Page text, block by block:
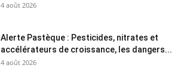
4 août 2026
Alerte Pastèque : Pesticides, nitrates et
accélérateurs de croissance, les dangers...
4 août 2026